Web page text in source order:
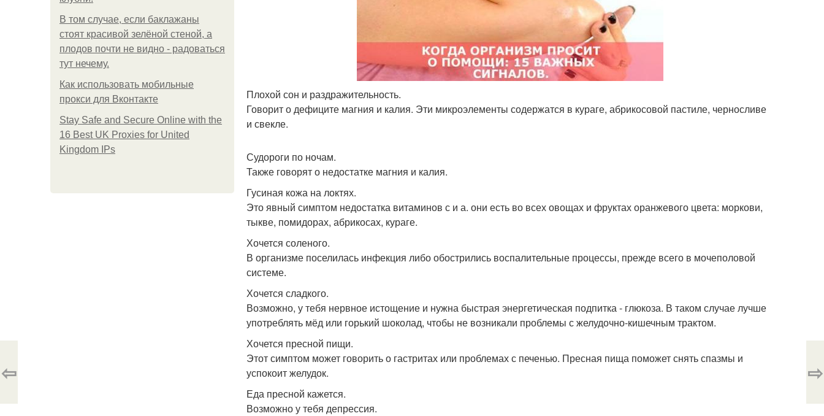
В том случае, если баклажаны
стоят красивой зелёной стеной, а
плодов почти не видно - радоваться
тут нечему.
Как использовать мобильные
прокси для Вконтакте
Stay Safe and Secure Online with the
16 Best UK Proxies for United
Kingdom IPs
Плохой сон и раздражительность.
Говорит о дефиците магния и калия. Эти микроэлементы содержатся в кураге, абрикосовой пастиле, черносливе
и свекле.
Судороги по ночам.
Также говорят о недостатке магния и калия.
Гусиная кожа на локтях.
Это явный симптом недостатка витаминов с и а. они есть во всех овощах и фруктах оранжевого цвета: моркови,
тыкве, помидорах, абрикосах, кураге.
Хочется соленого.
В организме поселилась инфекция либо обострились воспалительные процессы, прежде всего в мочеполовой
системе.
Хочется сладкого.
Возможно, у тебя нервное истощение и нужна быстрая энергетическая подпитка - глюкоза. В таком случае лучше
употреблять мёд или горький шоколад, чтобы не возникали проблемы с желудочно-кишечным трактом.
Хочется пресной пищи.
Этот симптом может говорить о гастритах или проблемах с печенью. Пресная пища поможет снять спазмы и
успокоит желудок.
Еда пресной кажется.
Возможно у тебя депрессия.
⇦ ⇨